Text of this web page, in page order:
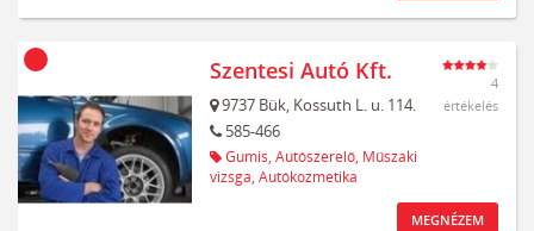
Szentesi Autó Kft.
9737 Bük, Kossuth L. u. 114.
585-466
Gumis, Autószerelő, Műszaki
vizsga, Autókozmetika
4
értékelés
MEGNÉZEM